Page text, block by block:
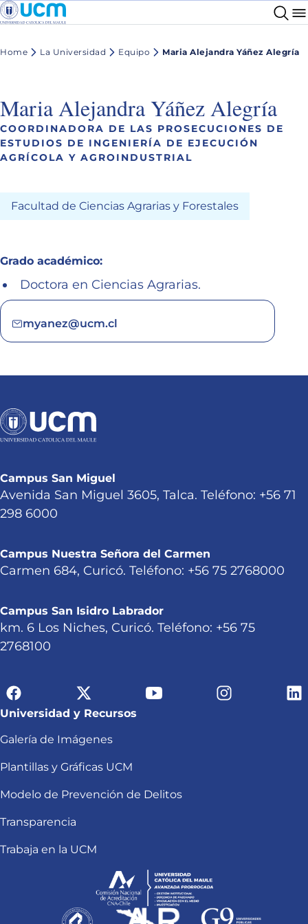
Home La Universidad Equipo Maria Alejandra Yáñez Alegría
Maria Alejandra Yáñez Alegría
COORDINADORA DE LAS PROSECUCIONES DE
ESTUDIOS DE INGENIERÍA DE EJECUCIÓN
AGRÍCOLA Y AGROINDUSTRIAL
Facultad de Ciencias Agrarias y Forestales
Grado académico:
Doctora en Ciencias Agrarias.
myanez@ucm.cl
Campus San Miguel
Avenida San Miguel 3605, Talca. Teléfono: +56 71
298 6000
Campus Nuestra Señora del Carmen
Carmen 684, Curicó. Teléfono: +56 75 2768000
Campus San Isidro Labrador
km. 6 Los Niches, Curicó. Teléfono: +56 75
2768100
Universidad y Recursos
Galería de Imágenes
Plantillas y Gráficas UCM
Modelo de Prevención de Delitos
Transparencia
Trabaja en la UCM